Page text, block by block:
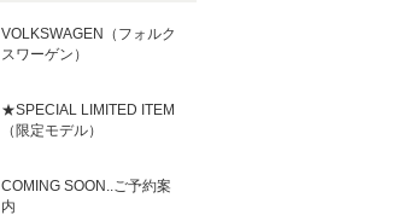
VOLKSWAGEN（フォルク
スワーゲン）
★SPECIAL LIMITED ITEM
（限定モデル）
COMING SOON..ご予約案
内